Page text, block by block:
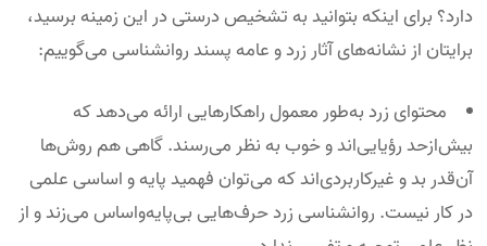
دارد؟ برای اینکه بتوانید به تشخیص درستی در این زمینه برسید،
برایتان از نشانه‌های آثار زرد و عامه پسند روانشناسی می‌گوییم:
محتوای زرد به‌طور معمول راهکارهایی ارائه می‌دهد که
بیش‌ازحد رؤیایی‌اند و خوب به‌ نظر می‌رسند. گاهی هم روش‌ها
آن‌قدر بد و غیرکاربردی‌اند که می‌توان فهمید پایه و اساسی علمی
در کار نیست. روانشناسی زرد حرف‌هایی بی‌پایه‌واساس می‌زند و از